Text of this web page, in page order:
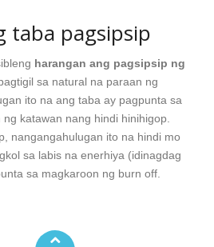
taba pagsipsip
harangan ang pagsipsip ng
sa natural na paraan ng
ito na ang taba ay pagpunta sa
katawan nang hindi hinihigop.
nangangahulugan ito na hindi mo
sa labis na enerhiya (idinagdag
sa magkaroon ng burn off.